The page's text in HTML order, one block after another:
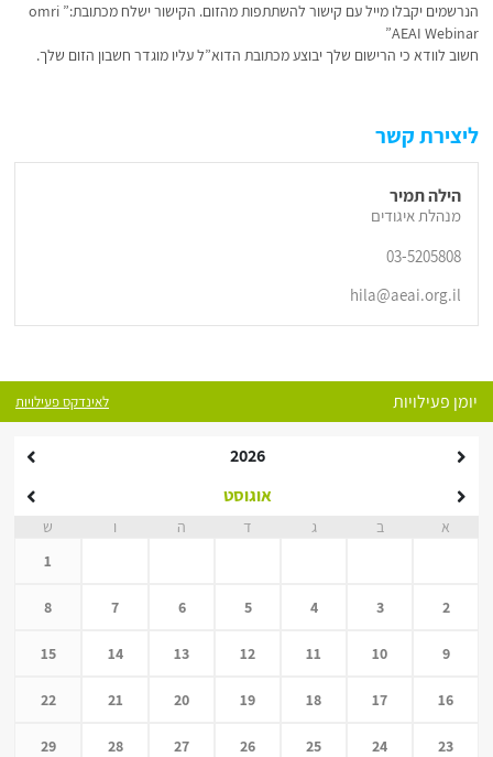
הנרשמים יקבלו מייל עם קישור להשתתפות מהזום. הקישור ישלח מכתובת:” omri
AEAI Webinar”
חשוב לוודא כי הרישום שלך יבוצע מכתובת הדוא”ל עליו מוגדר חשבון הזום שלך.
ליצירת קשר
הילה תמיר
מנהלת איגודים
03-5205808
hila@aeai.org.il
יומן פעילויות לאינדקס פעילויות
2026
אוגוסט
א ב ג ד ה ו
ש
1
2
3
4
5
6
7
8
9
10
11
12
13
14
15
16
17
18
19
20
21
22
23
24
25
26
27
28
29